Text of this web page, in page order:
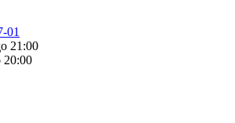
01
21:00
20:00